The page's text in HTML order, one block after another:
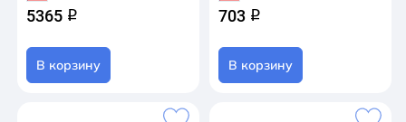
5365 q
В корзину
703 q
В корзину